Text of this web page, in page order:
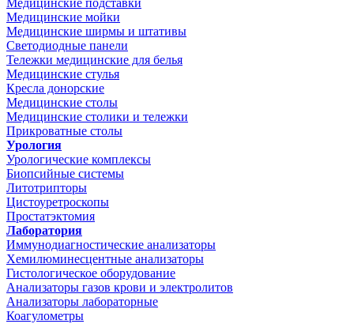
Медицинские подставки
Медицинские мойки
Медицинские ширмы и штативы
Светодиодные панели
Тележки медицинские для белья
Медицинские стулья
Кресла донорские
Медицинские столы
Медицинские столики и тележки
Прикроватные столы
Урология
Урологические комплексы
Биопсийные системы
Литотрипторы
Цистоуретроскопы
Простатэктомия
Лаборатория
Иммунодиагностические анализаторы
Хемилюминесцентные анализаторы
Гистологическое оборудование
Анализаторы газов крови и электролитов
Анализаторы лабораторные
Коагулометры